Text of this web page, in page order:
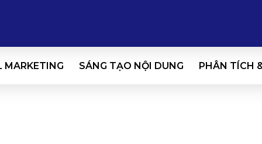
MARKETING SÁNG TẠO NỘI DUNG PHÂN TÍCH